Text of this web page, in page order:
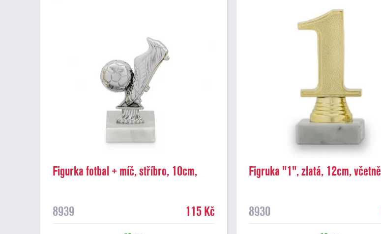
Figurka fotbal + míč, stříbro, 10cm,
8939
115 Kč
Figruka "1", zlatá, 12cm, včetně
8930